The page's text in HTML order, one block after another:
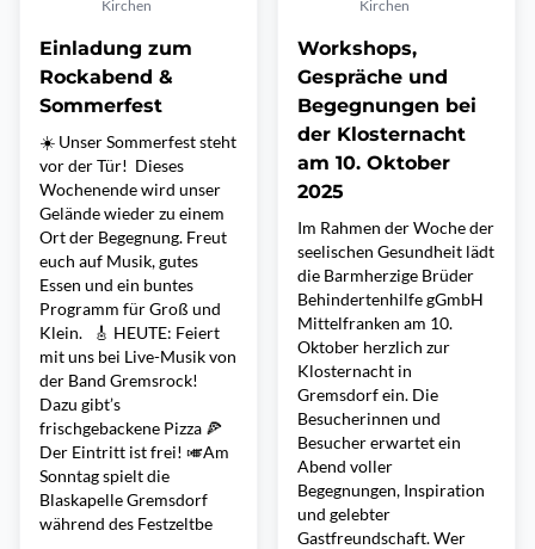
Kirchen
Einladung zum
Rockabend &
Sommerfest
☀️ Unser Sommerfest steht
vor der Tür! Dieses
Wochenende wird unser
Gelände wieder zu einem
Ort der Begegnung. Freut
euch auf Musik, gutes
Essen und ein buntes
Programm für Groß und
Klein. 🎸 HEUTE: Feiert
mit uns bei Live-Musik von
der Band Gremsrock!
Dazu gibt’s
frischgebackene Pizza 🍕
Der Eintritt ist frei! 🎺Am
Sonntag spielt die
Blaskapelle Gremsdorf
während des Festzeltbe
Kirchen
Workshops,
Gespräche und
Begegnungen bei
der Klosternacht
am 10. Oktober
2025
Im Rahmen der Woche der
seelischen Gesundheit lädt
die Barmherzige Brüder
Behindertenhilfe gGmbH
Mittelfranken am 10.
Oktober herzlich zur
Klosternacht in
Gremsdorf ein. Die
Besucherinnen und
Besucher erwartet ein
Abend voller
Begegnungen, Inspiration
und gelebter
Gastfreundschaft. Wer